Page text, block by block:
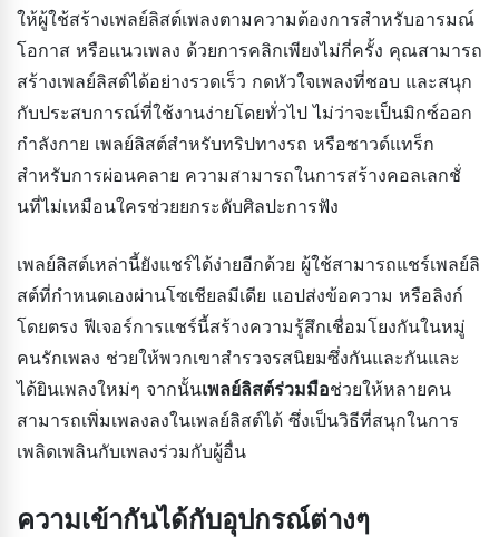
ให้ผู้ใช้สร้างเพลย์ลิสต์เพลงตามความต้องการสำหรับอารมณ์
โอกาส หรือแนวเพลง ด้วยการคลิกเพียงไม่กี่ครั้ง คุณสามารถ
สร้างเพลย์ลิสต์ได้อย่างรวดเร็ว กดหัวใจเพลงที่ชอบ และสนุก
กับประสบการณ์ที่ใช้งานง่ายโดยทั่วไป ไม่ว่าจะเป็นมิกซ์ออก
กำลังกาย เพลย์ลิสต์สำหรับทริปทางรถ หรือซาวด์แทร็ก
สำหรับการผ่อนคลาย ความสามารถในการสร้างคอลเลกชั่
นที่ไม่เหมือนใครช่วยยกระดับศิลปะการฟัง
เพลย์ลิสต์เหล่านี้ยังแชร์ได้ง่ายอีกด้วย ผู้ใช้สามารถแชร์เพลย์ลิ
สต์ที่กำหนดเองผ่านโซเชียลมีเดีย แอปส่งข้อความ หรือลิงก์
โดยตรง ฟีเจอร์การแชร์นี้สร้างความรู้สึกเชื่อมโยงกันในหมู่
คนรักเพลง ช่วยให้พวกเขาสำรวจรสนิยมซึ่งกันและกันและ
ได้ยินเพลงใหม่ๆ จากนั้นเพลย์ลิสต์ร่วมมือช่วยให้หลายคน
สามารถเพิ่มเพลงลงในเพลย์ลิสต์ได้ ซึ่งเป็นวิธีที่สนุกในการ
เพลิดเพลินกับเพลงร่วมกับผู้อื่น
ความเข้ากันได้กับอุปกรณ์ต่างๆ